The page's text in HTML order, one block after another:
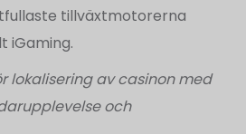
tillväxtmotorerna
iGaming.
lokalisering av casinon med
och